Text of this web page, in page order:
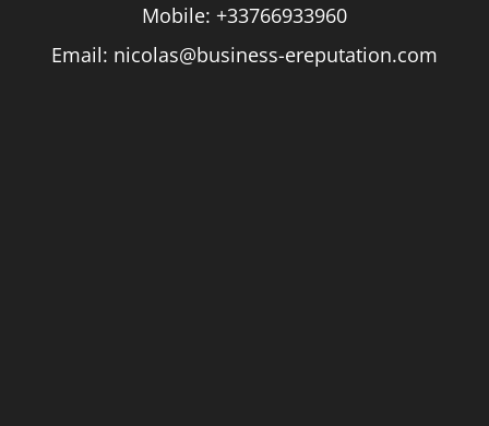
Mobile: +33766933960
Email: nicolas@business-ereputation.com